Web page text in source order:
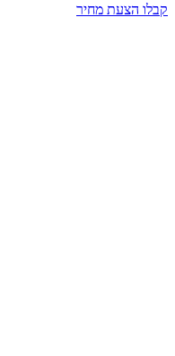
קבלו הצעת מחיר